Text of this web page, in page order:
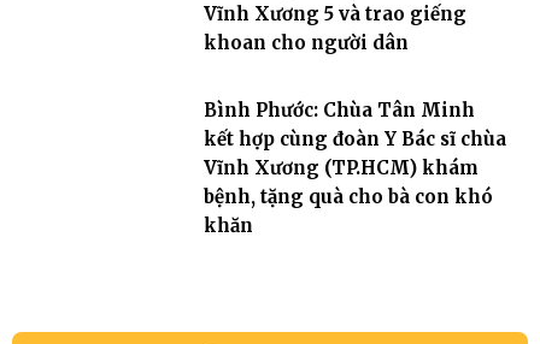
Vĩnh Xương 5 và trao giếng
khoan cho người dân
Bình Phước: Chùa Tân Minh
kết hợp cùng đoàn Y Bác sĩ chùa
Vĩnh Xương (TP.HCM) khám
bệnh, tặng quà cho bà con khó
khăn